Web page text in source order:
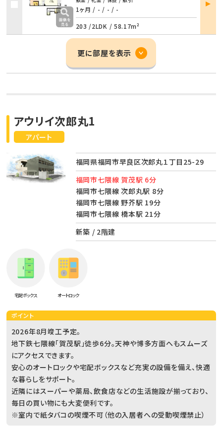
1ヶ月 / - / - / -
203 /2LDK / 58.17m²
詳細
更に部屋を表示
アパート
アウリイ次郎丸1
福岡県福岡市早良区次郎丸１丁目25-29
福岡市七隈線 賀茂駅 6分
福岡市七隈線 次郎丸駅 8分
福岡市七隈線 野芥駅 19分
福岡市七隈線 橋本駅 21分
新築 / 2階建
宅配ボックス オートロック
ポイント
2026年8月竣工予定。
地下鉄七隈線「賀茂駅」徒歩6分。天神や博多方面へもスムーズ
にアクセスできます。
安心のオートロックや宅配ボックスなど充実の設備を備え、快適
な暮らしをサポート。
近隣にはスーパーや薬局、飲食店などの生活施設が揃っており、
毎日の買い物にも大変便利です。
※室内で紙タバコの喫煙不可（他の入居者への受動喫煙禁止）